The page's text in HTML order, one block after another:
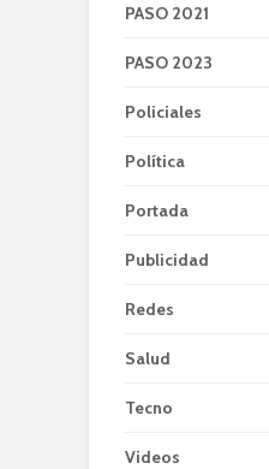
PASO 2021
PASO 2023
Policiales
Política
Portada
Publicidad
Redes
Salud
Tecno
Videos